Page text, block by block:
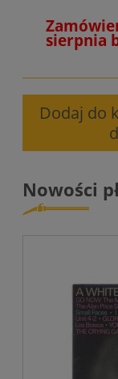
sierpnia
Dodaj do
Nowości